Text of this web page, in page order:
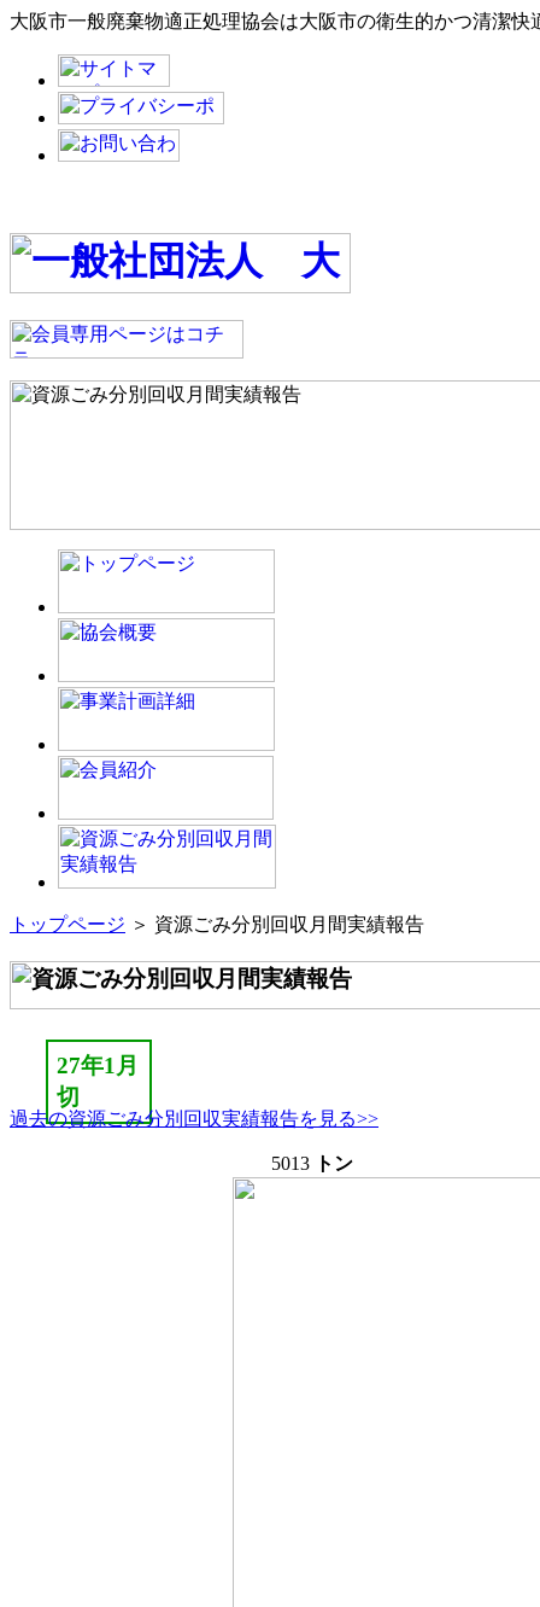
大阪市一般廃棄物適正処理協会は大阪市の衛生的かつ清潔
トップページ ＞ 資源ごみ分別回収月間実績報告
27年1月
切
過去の資源ごみ分別回収実績報告を見る>>
5013 トン